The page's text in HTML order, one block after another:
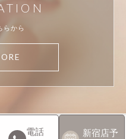
らから
電話
新宿店予